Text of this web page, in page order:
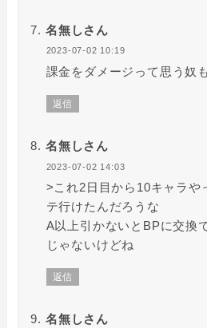
名無しさん
2023-07-02 10:19
課金をダメージって思う奴
返信
名無しさん
2023-07-02 14:03
>これ2日目から10キャラや
テ行けたんだろうな
A以上引かないとBPに交換
じゃないけどね
返信
名無しさん